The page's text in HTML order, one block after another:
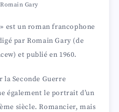
Romain Gary
» est un roman francophone
par Romain Gary (de
et publié en 1960.
la Seconde Guerre
également le portrait d’un
siècle. Romancier, mais